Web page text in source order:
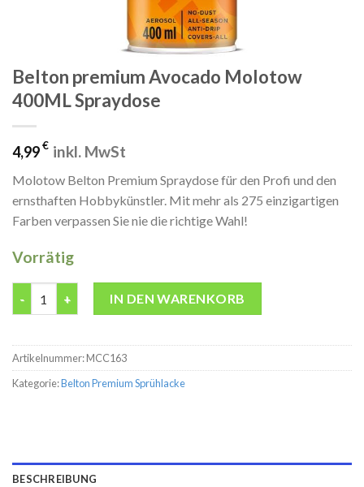
Belton premium Avocado Molotow
400ML Spraydose
4,99€ inkl. MwSt
Molotow Belton Premium Spraydose für den Profi und den
ernsthaften Hobbykünstler. Mit mehr als 275 einzigartigen
Farben verpassen Sie nie die richtige Wahl!
Vorrätig
IN DEN WARENKORB
Artikelnummer:MCC163
Kategorie:Belton Premium Sprühlacke
BESCHREIBUNG